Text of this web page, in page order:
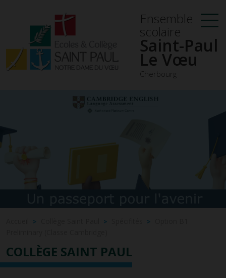
Ensemble
scolaire
Saint-Paul
Le Vœu
Cherbourg
COLLÈGE SAINT PAUL
> > >